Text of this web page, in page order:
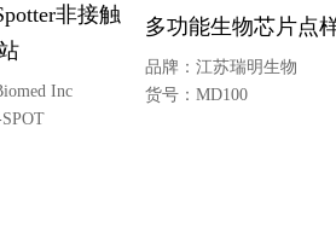
非接触
Inc
多功能生物芯片点
品牌： 江苏瑞明生物
货号： MD100